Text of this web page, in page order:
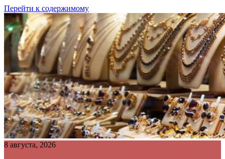
Перейти к содержимому
8 августа, 2026